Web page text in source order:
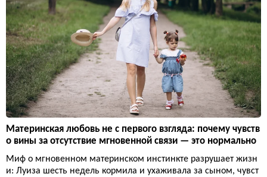
Материнская любовь не с первого взгляда: почему чувств
о вины за отсутствие мгновенной связи — это нормально
Миф о мгновенном материнском инстинкте разрушает жизн
и: Луиза шесть недель кормила и ухаживала за сыном, чувст